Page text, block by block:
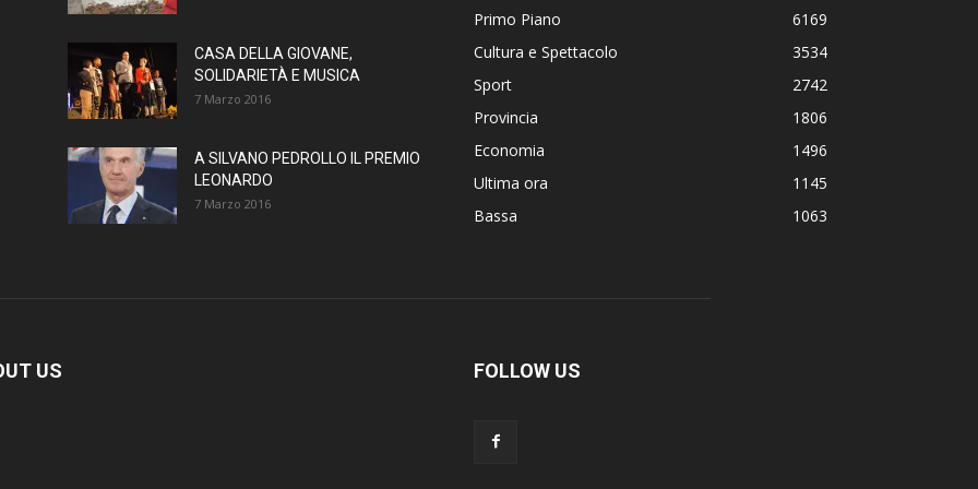
CASA DELLA GIOVANE,
SOLIDARIETÀ E MUSICA
7 Marzo 2016
A SILVANO PEDROLLO IL PREMIO
LEONARDO
7 Marzo 2016
Primo Piano
6169
Cultura e Spettacolo
3534
Sport
2742
Provincia
1806
Economia
1496
Ultima ora
1145
Bassa
1063
US FOLLOW US